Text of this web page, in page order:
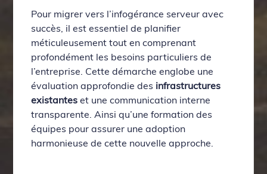
Pour migrer vers l’infogérance serveur avec
succès, il est essentiel de planifier
méticuleusement tout en comprenant
profondément les besoins particuliers de
l’entreprise. Cette démarche englobe une
évaluation approfondie des infrastructures
existantes et une communication interne
transparente. Ainsi qu’une formation des
équipes pour assurer une adoption
harmonieuse de cette nouvelle approche.